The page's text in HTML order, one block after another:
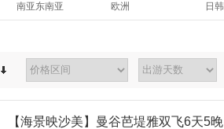
南亚东南亚 欧洲 日
【海景映沙美】曼谷芭堤雅双飞6天5晚